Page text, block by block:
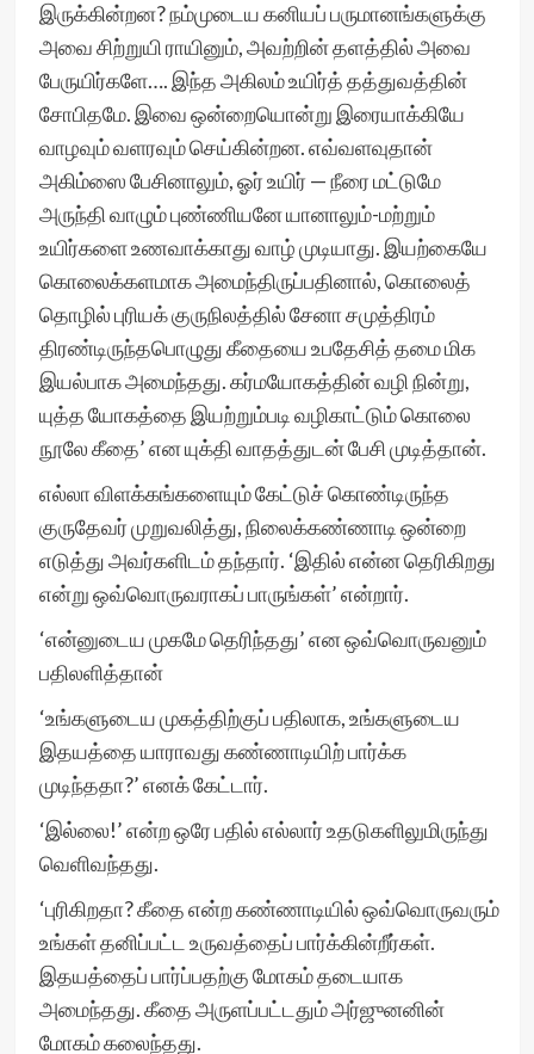
இருக்கின்றன? நம்முடைய கனியப் பருமானங்களுக்கு
அவை சிற்றுயி ராயினும், அவற்றின் தளத்தில் அவை
பேருயிர்களே…. இந்த அகிலம் உயிர்த் தத்துவத்தின்
சோபிதமே. இவை ஒன்றையொன்று இரையாக்கியே
வாழவும் வளரவும் செய்கின்றன. எவ்வளவுதான்
அகிம்ஸை பேசினாலும், ஓர் உயிர் — நீரை மட்டுமே
அருந்தி வாழும் புண்ணியனே யானாலும்-மற்றும்
உயிர்களை உணவாக்காது வாழ் முடியாது. இயற்கையே
கொலைக்களமாக அமைந்திருப்பதினால், கொலைத்
தொழில் புரியக் குருநிலத்தில் சேனா சமுத்திரம்
திரண்டிருந்தபொழுது கீதையை உபதேசித் தமை மிக
இயல்பாக அமைந்தது. கர்மயோகத்தின் வழி நின்று,
யுத்த யோகத்தை இயற்றும்படி வழிகாட்டும் கொலை
நூலே கீதை’ என யுக்தி வாதத்துடன் பேசி முடித்தான்.
எல்லா விளக்கங்களையும் கேட்டுச் கொண்டிருந்த
குருதேவர் முறுவலித்து, நிலைக்கண்ணாடி ஒன்றை
எடுத்து அவர்களிடம் தந்தார். ‘இதில் என்ன தெரிகிறது
என்று ஒவ்வொருவராகப் பாருங்கள்’ என்றார்.
‘என்னுடைய முகமே தெரிந்தது’ என ஒவ்வொருவனும்
பதிலளித்தான்
‘உங்களுடைய முகத்திற்குப் பதிலாக, உங்களுடைய
இதயத்தை யாராவது கண்ணாடியிற் பார்க்க
முடிந்ததா?’ எனக் கேட்டார்.
‘இல்லை!’ என்ற ஒரே பதில் எல்லார் உதடுகளிலுமிருந்து
வெளிவந்தது.
‘புரிகிறதா? கீதை என்ற கண்ணாடியில் ஒவ்வொருவரும்
உங்கள் தனிப்பட்ட உருவத்தைப் பார்க்கின்றீர்கள்.
இதயத்தைப் பார்ப்பதற்கு மோகம் தடையாக
அமைந்தது. கீதை அருளப்பட்டதும் அர்ஜுனனின்
மோகம் கலைந்தது.